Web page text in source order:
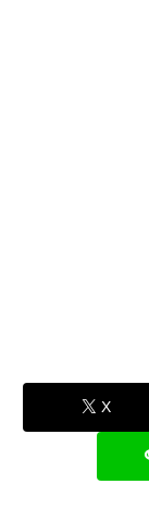
X